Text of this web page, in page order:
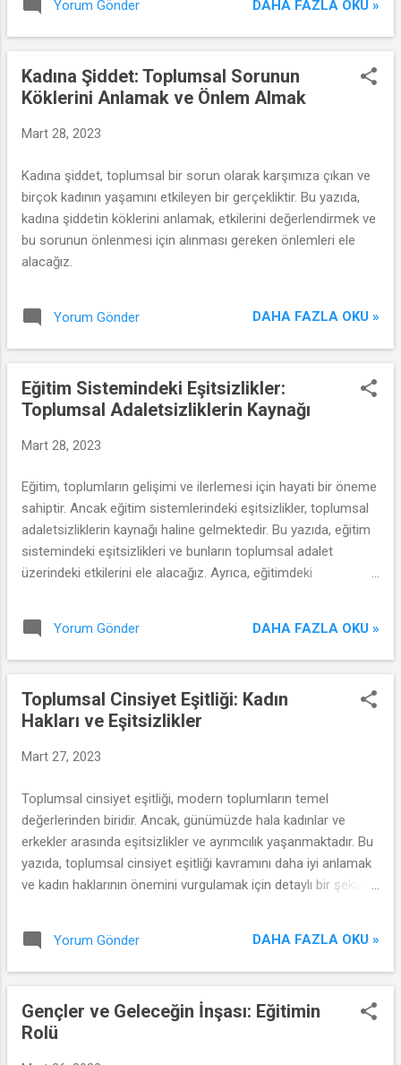
Yorum Gönder DAHA FAZLA OKU »
Kadına Şiddet: Toplumsal Sorunun
Köklerini Anlamak ve Önlem Almak
Mart 28, 2023
Kadına şiddet, toplumsal bir sorun olarak karşımıza çıkan ve
birçok kadının yaşamını etkileyen bir gerçekliktir. Bu yazıda,
kadına şiddetin köklerini anlamak, etkilerini değerlendirmek ve
bu sorunun önlenmesi için alınması gereken önlemleri ele
alacağız.
Yorum Gönder DAHA FAZLA OKU »
Eğitim Sistemindeki Eşitsizlikler:
Toplumsal Adaletsizliklerin Kaynağı
Mart 28, 2023
Eğitim, toplumların gelişimi ve ilerlemesi için hayati bir öneme
sahiptir. Ancak eğitim sistemlerindeki eşitsizlikler, toplumsal
adaletsizliklerin kaynağı haline gelmektedir. Bu yazıda, eğitim
sistemindeki eşitsizlikleri ve bunların toplumsal adalet
üzerindeki etkilerini ele alacağız. Ayrıca, eğitimdeki
tartışacağız.
Yorum Gönder DAHA FAZLA OKU »
Toplumsal Cinsiyet Eşitliği: Kadın
Hakları ve Eşitsizlikler
Mart 27, 2023
Toplumsal cinsiyet eşitliği, modern toplumların temel
değerlerinden biridir. Ancak, günümüzde hala kadınlar ve
erkekler arasında eşitsizlikler ve ayrımcılık yaşanmaktadır. Bu
yazıda, toplumsal cinsiyet eşitliği kavramını daha iyi anlamak
ve kadın haklarının önemini vurgulamak için detaylı bir şekilde
Yorum Gönder DAHA FAZLA OKU »
Gençler ve Geleceğin İnşası: Eğitimin
Rolü